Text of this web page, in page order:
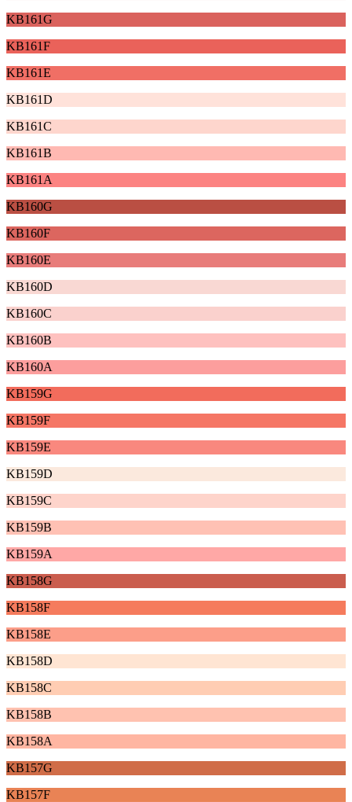
KB161G
KB161F
KB161E
KB161D
KB161C
KB161B
KB161A
KB160G
KB160F
KB160E
KB160D
KB160C
KB160B
KB160A
KB159G
KB159F
KB159E
KB159D
KB159C
KB159B
KB159A
KB158G
KB158F
KB158E
KB158D
KB158C
KB158B
KB158A
KB157G
KB157F